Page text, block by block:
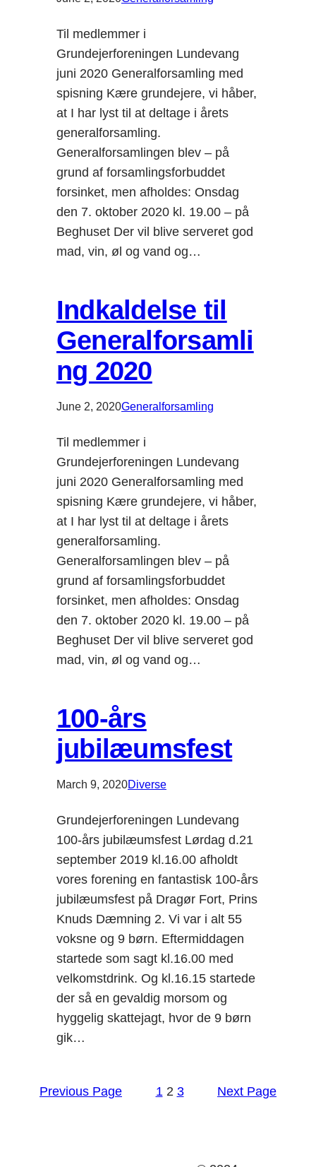
Til medlemmer i
Grundejerforeningen Lundevang
juni 2020 Generalforsamling med
spisning Kære grundejere, vi håber,
at I har lyst til at deltage i årets
generalforsamling.
Generalforsamlingen blev – på
grund af forsamlingsforbuddet
forsinket, men afholdes: Onsdag
den 7. oktober 2020 kl. 19.00 – på
Beghuset Der vil blive serveret god
mad, vin, øl og vand og…
Indkaldelse til
Generalforsamli
ng 2020
June 2, 2020Generalforsamling
Til medlemmer i
Grundejerforeningen Lundevang
juni 2020 Generalforsamling med
spisning Kære grundejere, vi håber,
at I har lyst til at deltage i årets
generalforsamling.
Generalforsamlingen blev – på
grund af forsamlingsforbuddet
forsinket, men afholdes: Onsdag
den 7. oktober 2020 kl. 19.00 – på
Beghuset Der vil blive serveret god
mad, vin, øl og vand og…
100-års
jubilæumsfest
March 9, 2020Diverse
Grundejerforeningen Lundevang
100-års jubilæumsfest Lørdag d.21
september 2019 kl.16.00 afholdt
vores forening en fantastisk 100-års
jubilæumsfest på Dragør Fort, Prins
Knuds Dæmning 2. Vi var i alt 55
voksne og 9 børn. Eftermiddagen
startede som sagt kl.16.00 med
velkomstdrink. Og kl.16.15 startede
der så en gevaldig morsom og
hyggelig skattejagt, hvor de 9 børn
gik…
Previous Page 1 2 3 Next Page